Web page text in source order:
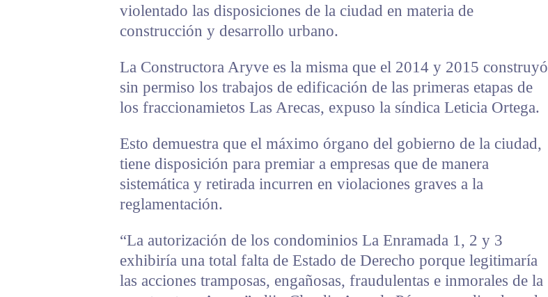
violentado las disposiciones de la ciudad en materia de
construcción y desarrollo urbano.
La Constructora Aryve es la misma que el 2014 y 2015 construyó
sin permiso los trabajos de edificación de las primeras etapas de
los fraccionamietos Las Arecas, expuso la síndica Leticia Ortega.
Esto demuestra que el máximo órgano del gobierno de la ciudad,
tiene disposición para premiar a empresas que de manera
sistemática y retirada incurren en violaciones graves a la
reglamentación.
“La autorización de los condominios La Enramada 1, 2 y 3
exhibiría una total falta de Estado de Derecho porque legitimaría
las acciones tramposas, engañosas, fraudulentas e inmorales de la